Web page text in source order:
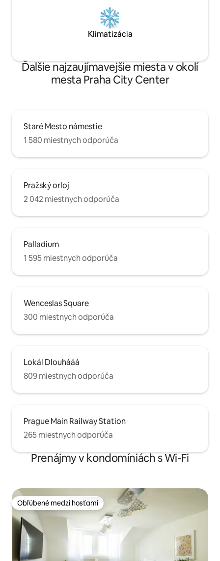
Klimatizácia
Ďalšie najzaujímavejšie miesta v okolí
mesta Praha City Center
Staré Mesto námestie
1 580 miestnych odporúča
Pražský orloj
2 042 miestnych odporúča
Palladium
1 595 miestnych odporúča
Wenceslas Square
300 miestnych odporúča
Lokál Dlouhááá
809 miestnych odporúča
Prague Main Railway Station
265 miestnych odporúča
Prenájmy v kondomíniách s Wi-Fi
Obľúbené medzi hosťami
Obľúbené medzi hosťami